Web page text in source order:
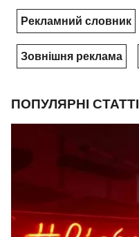
Рекламний словник
Зовнішня реклама
ПОПУЛЯРНІ СТАТТІ